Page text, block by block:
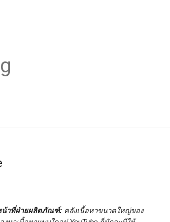
หน้าที่ฝ่ายผลิตภัณฑ์: คลังเนื้อหาขนาดใหญ่ของ